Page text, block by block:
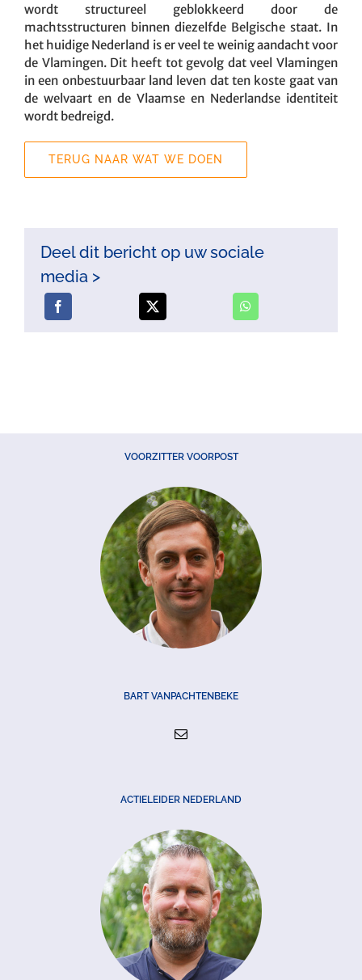
wordt structureel geblokkeerd door de
machtsstructuren binnen diezelfde Belgische staat. In
het huidige Nederland is er veel te weinig aandacht voor
de Vlamingen. Dit heeft tot gevolg dat veel Vlamingen
in een onbestuurbaar land leven dat ten koste gaat van
de welvaart en de Vlaamse en Nederlandse identiteit
wordt bedreigd.
TERUG NAAR WAT WE DOEN
Deel dit bericht op uw sociale
media >
VOORZITTER VOORPOST
BART VANPACHTENBEKE
ACTIELEIDER NEDERLAND